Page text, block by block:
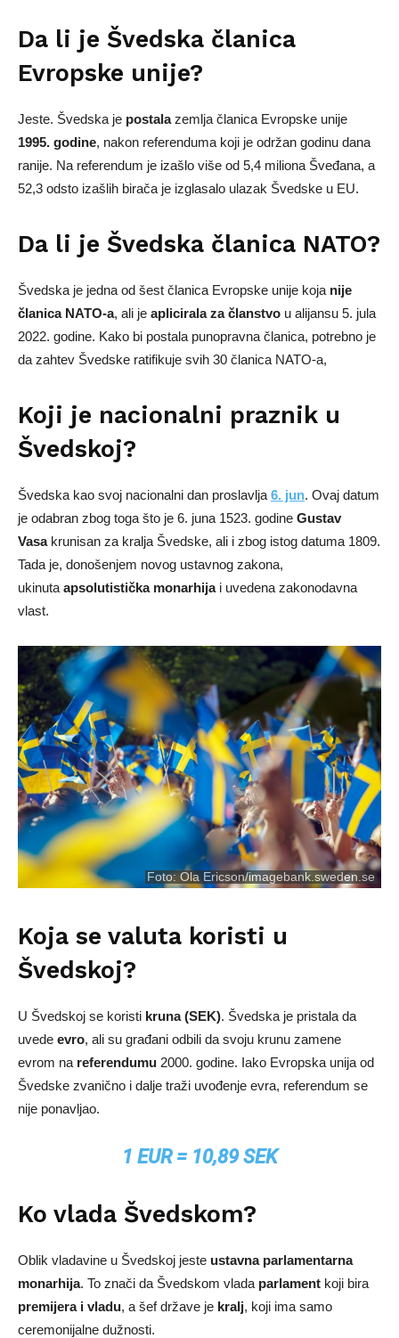
Da li je Švedska članica
Evropske unije?
Jeste. Švedska je postalazemlja članica Evropske unije
1995. godine, nakon referenduma koji je održan godinu dana
ranije. Na referendum je izašlo više od 5,4 miliona Šveđana, a
52,3 odsto izašlih birača je izglasalo ulazak Švedske u EU.
Da li je Švedska članica NATO?
Švedska je jedna od šest članica Evropske unije koja nije
članica NATO-a, ali je aplicirala za članstvo u alijansu 5. jula
2022. godine. Kako bi postala punopravna članica, potrebno je
da zahtev Švedske ratifikuje svih 30 članica NATO-a,
Koji je nacionalni praznik u
Švedskoj?
Švedska kao svoj nacionalni dan proslavlja 6. jun. Ovaj datum
je odabran zbog toga što je 6. juna 1523. godine Gustav
Vasakrunisan za kralja Švedske, ali i zbog istog datuma 1809.
Tada je, donošenjem novog ustavnog zakona,
ukinuta apsolutistička monarhijai uvedena zakonodavna
vlast.
Foto:Ola Ericson/imagebank.sweden.se
Koja se valuta koristi u
Švedskoj?
U Švedskoj se koristi kruna (SEK). Švedska je pristala da
uvede evro, ali su građani odbili da svoju krunu zamene
evrom na referendumu 2000. godine. Iako Evropska unija od
Švedske zvanično i dalje traži uvođenje evra, referendum se
nije ponavljao.
1 EUR = 10,89 SEK
Ko vlada Švedskom?
Oblik vladavine u Švedskoj jeste ustavna parlamentarna
monarhija. To znači da Švedskom vlada parlament koji bira
premijera i vladu, a šef države je kralj, koji ima samo
ceremonijalne dužnosti.